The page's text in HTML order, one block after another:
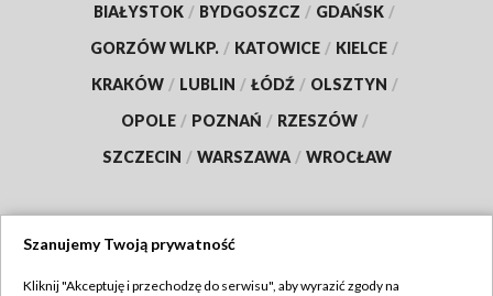
BIAŁYSTOK / BYDGOSZCZ / GDAŃSK /
GORZÓW WLKP. / KATOWICE / KIELCE /
KRAKÓW / LUBLIN / ŁÓDŹ / OLSZTYN /
OPOLE / POZNAŃ / RZESZÓW /
SZCZECIN / WARSZAWA / WROCŁAW
Szanujemy Twoją prywatność
Kliknij "Akceptuję i przechodzę do serwisu", aby wyrazić zgody na